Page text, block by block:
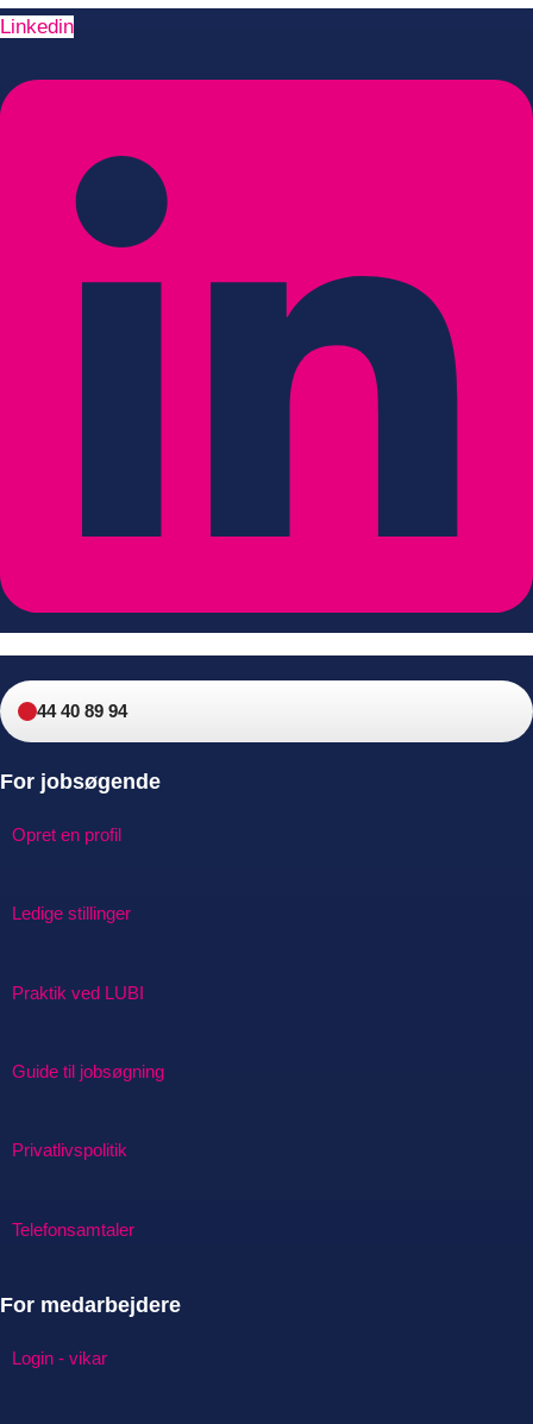
Linkedin
44 40 89 94
For jobsøgende
Opret en profil
Ledige stillinger
Praktik ved LUBI
Guide til jobsøgning
Privatlivspolitik
Telefonsamtaler
For medarbejdere
Login - vikar